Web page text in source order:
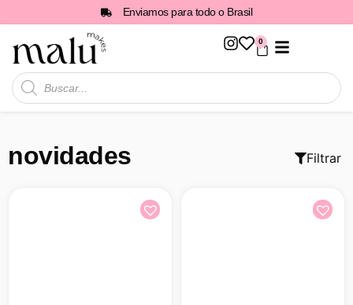
Enviamos para todo o Brasil
0
novidades Filtrar